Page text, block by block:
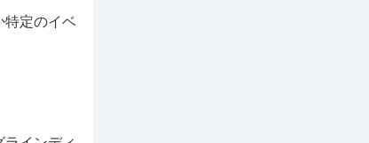
特定のイベ